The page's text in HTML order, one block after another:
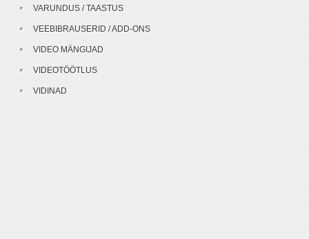
VARUNDUS / TAASTUS
VEEBIBRAUSERID / ADD-ONS
VIDEO MÄNGIJAD
VIDEOTÖÖTLUS
VIDINAD